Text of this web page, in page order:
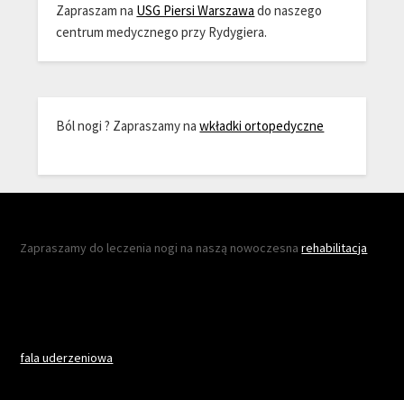
Zapraszam na USG Piersi Warszawa do naszego
centrum medycznego przy Rydygiera.
Ból nogi ? Zapraszamy nawkładki ortopedyczne
Zapraszamy do leczenia nogi na naszą nowoczesnarehabilitacja
fala uderzeniowa